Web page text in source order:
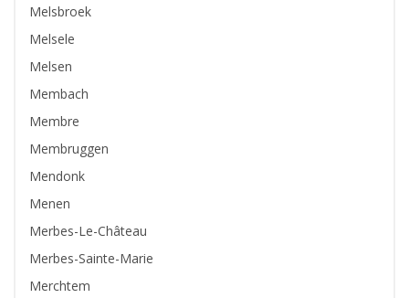
Melsbroek
Melsele
Melsen
Membach
Membre
Membruggen
Mendonk
Menen
Merbes-Le-Château
Merbes-Sainte-Marie
Merchtem